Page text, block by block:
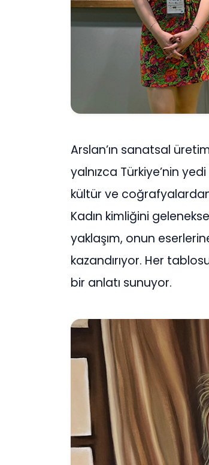
Arslan’ın sanatsal
yalnızca Türkiye’nin
kültür ve
Kadın kimliğini
yaklaşım, onun
kazandırıyor. Her
bir anlatı sunuyor.